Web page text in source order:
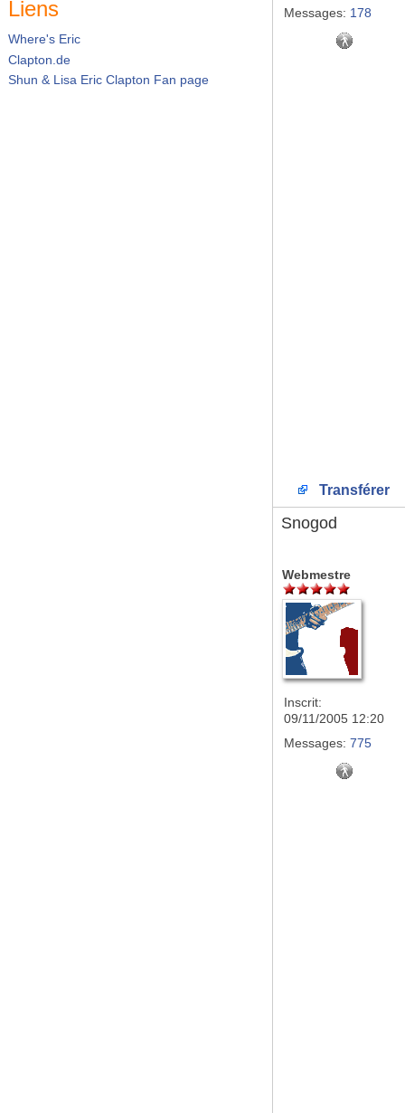
Liens
Where's Eric
Clapton.de
Shun & Lisa Eric Clapton Fan page
Messages: 178
Transférer
Snogod
Webmestre
Inscrit:
09/11/2005 12:20
Messages: 775